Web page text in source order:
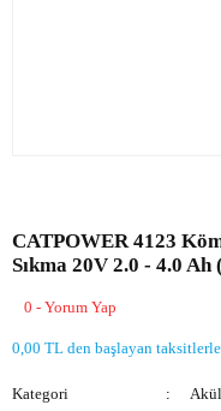
CATPOWER 4123
Sıkma 20V 2.0 - 4.0 Ah
0 - Yorum Yap
0,00 TL den başlayan
Kategori